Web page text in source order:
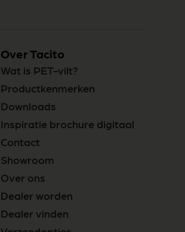
Over Tacito
Wat is PET-vilt?
Productkenmerken
Downloads
Inspiratie brochure digitaal
Contact
Showroom
Over ons
Dealer worden
Dealer vinden